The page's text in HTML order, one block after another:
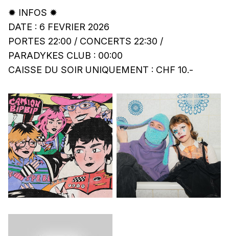
✹ INFOS ✹
DATE : 6 FEVRIER 2026
PORTES 22:00 / CONCERTS 22:30 /
PARADYKES CLUB : 00:00
CAISSE DU SOIR UNIQUEMENT : CHF 10.-